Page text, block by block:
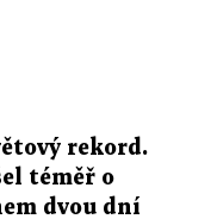
rekord.
téměř o
dvou dní